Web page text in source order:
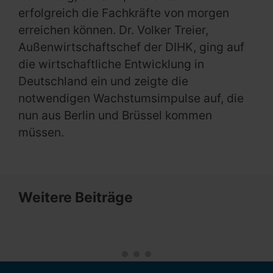
erfolgreich die Fachkräfte von morgen
erreichen können. Dr. Volker Treier,
Außenwirtschaftschef der DIHK, ging auf
die wirtschaftliche Entwicklung in
Deutschland ein und zeigte die
notwendigen Wachstumsimpulse auf, die
nun aus Berlin und Brüssel kommen
müssen.
Weitere Beiträge